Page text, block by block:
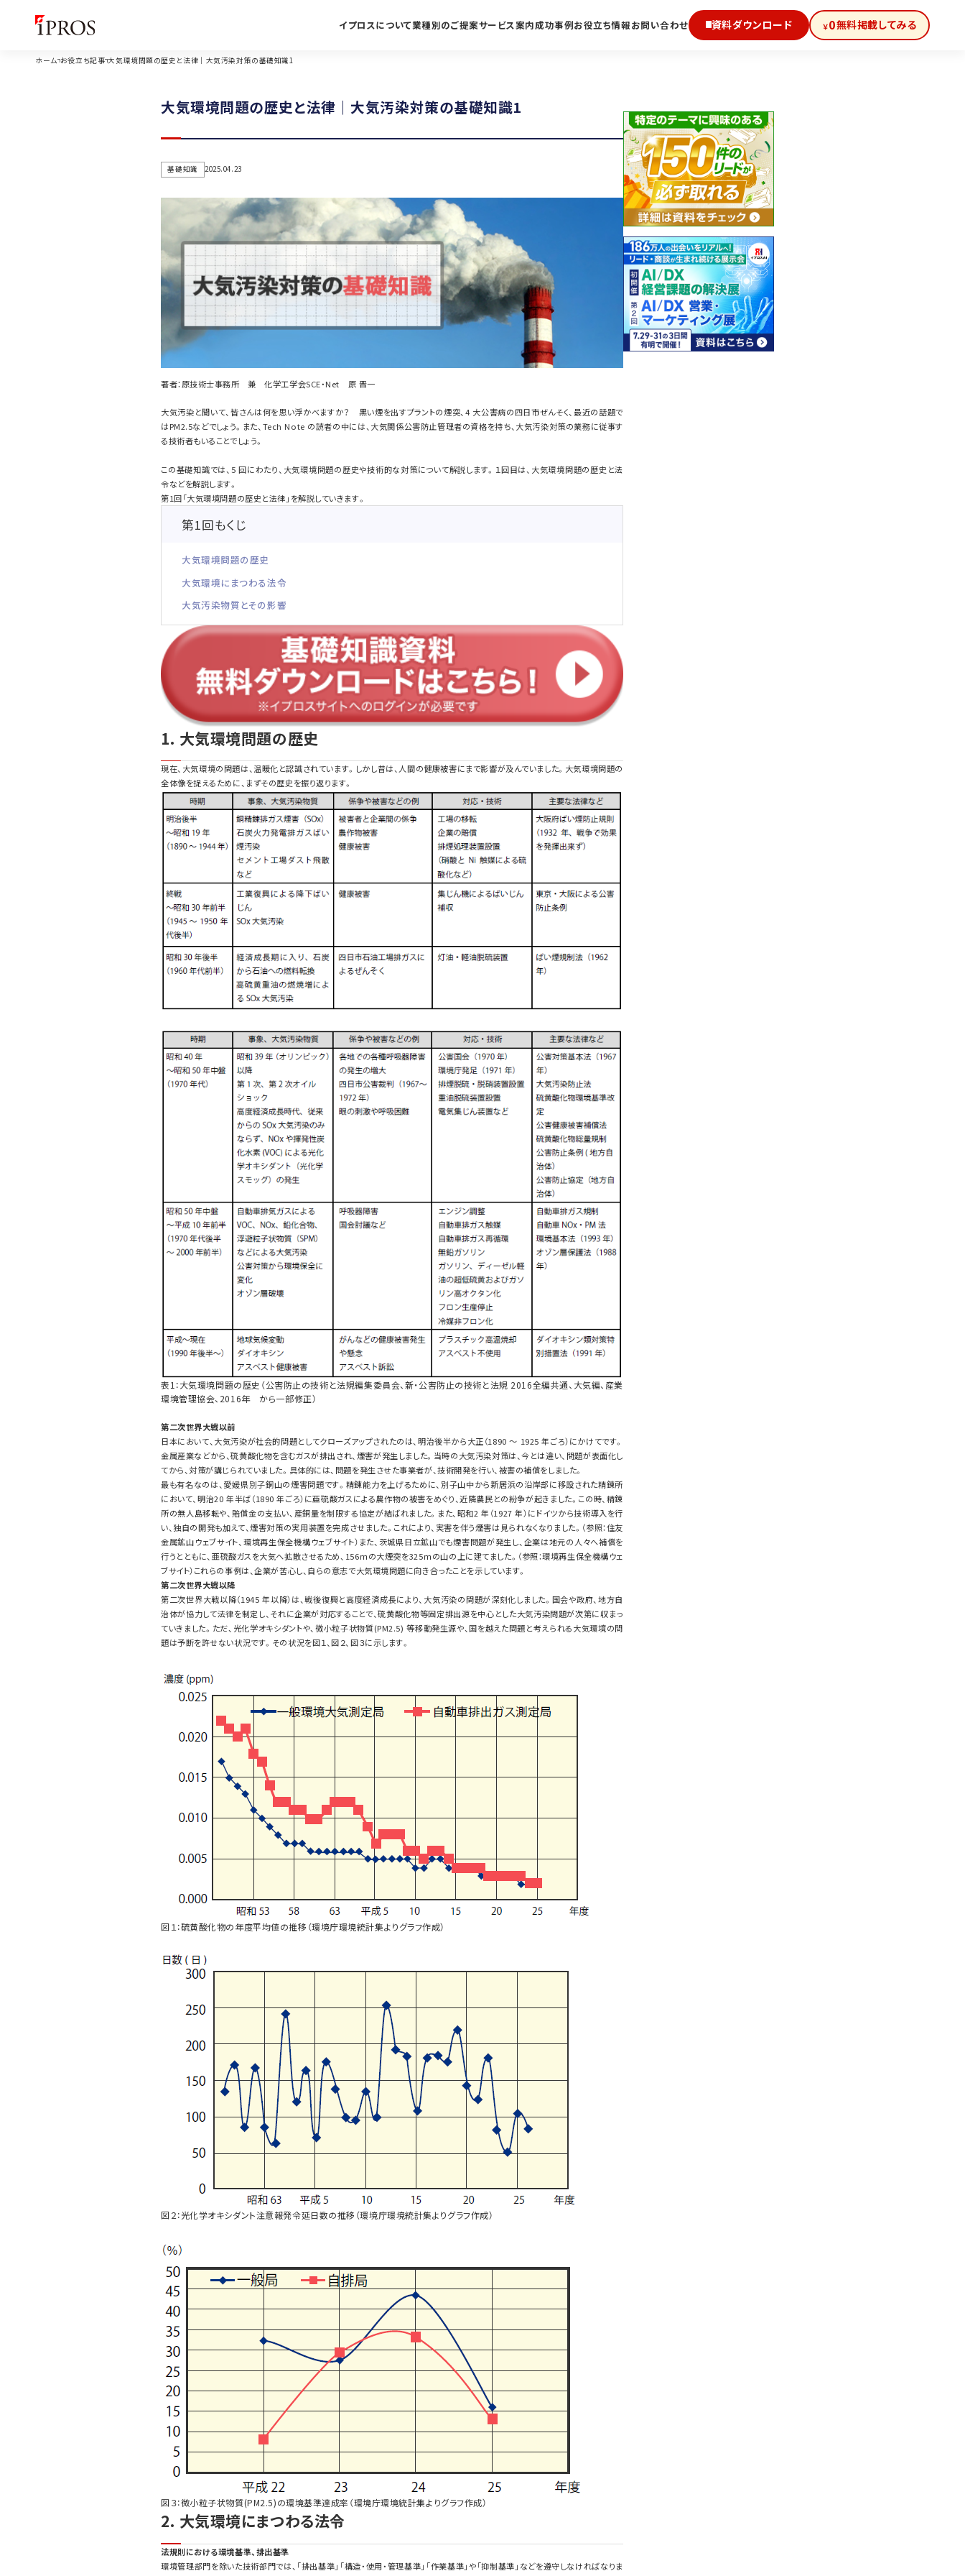
イプロスについて業種別のご提案サービス案内成功事例お役立ち情報お問い合わせ 資料ダウンロード ￥0無料掲載してみる
ホーム お役立ち記事 大気環境問題の歴史と法律｜大気汚染対策の基礎知識1
大気環境問題の歴史と法律｜大気汚染対策の基礎知識1
基礎知識 2025.04.23
著者：原技術士事務所 兼 化学工学会SCE・Net 原 晋一
大気汚染と聞いて、皆さんは何を思い浮かべますか？ 黒い煙を出すプラントの煙突、4 大公害病の四日市ぜんそく、最近の話題で
はPM2.5などでしょう。また、Tech Note の読者の中には、大気関係公害防止管理者の資格を持ち、大気汚染対策の業務に従事す
る技術者もいることでしょう。
この基礎知識では、5 回にわたり、大気環境問題の歴史や技術的な対策について解説します。１回目は、大気環境問題の歴史と法
令などを解説します。
第1回「大気環境問題の歴史と法律」を解説していきます。
第1回もくじ
大気環境問題の歴史
大気環境にまつわる法令
大気汚染物質とその影響
1. 大気環境問題の歴史
現在、大気環境の問題は、温暖化と認識されています。しかし昔は、人間の健康被害にまで影響が及んでいました。大気環境問題の
全体像を捉えるために、まずその歴史を振り返ります。
表1：大気環境問題の歴史（公害防止の技術と法規編集委員会、新・公害防止の技術と法規 2016全編共通、大気編、産業
環境管理協会、2016年 から一部修正）
第二次世界大戦以前
日本において、大気汚染が社会的問題としてクローズアップされたのは、明治後半から大正（1890 ～ 1925 年ごろ）にかけてです。
金属産業などから、硫黄酸化物を含むガスが排出され、煙害が発生しました。当時の大気汚染対策は、今とは違い、問題が表面化し
てから、対策が講じられていました。具体的には、問題を発生させた事業者が、技術開発を行い、被害の補償をしました。
最も有名なのは、愛媛県別子銅山の煙害問題です。精錬能力を上げるために、別子山中から新居浜の沿岸部に移設された精錬所
において、明治20 年半ば（1890 年ごろ）に亜硫酸ガスによる農作物の被害をめぐり、近隣農民との紛争が起きました。この時、精錬
所の無人島移転や、賠償金の支払い、産銅量を制限する協定が結ばれました。また、昭和2 年（1927 年）にドイツから技術導入を行
い、独自の開発も加えて、煙害対策の実用装置を完成させました。これにより、実害を伴う煙害は見られなくなりました。（参照：住友
金属鉱山ウェブサイト、環境再生保全機構ウェブサイト）また、茨城県日立鉱山でも煙害問題が発生し、企業は地元の人々へ補償を
行うとともに、亜硫酸ガスを大気へ拡散させるため、156ｍの大煙突を325ｍの山の上に建てました。（参照：環境再生保全機構ウェ
ブサイト）これらの事例は、企業が苦心し、自らの意志で大気環境問題に向き合ったことを示しています。
第二次世界大戦以降
第二次世界大戦以降（1945 年以降）は、戦後復興と高度経済成長により、大気汚染の問題が深刻化しました。国会や政府、地方自
治体が協力して法律を制定し、それに企業が対応することで、硫黄酸化物等固定排出源を中心とした大気汚染問題が次第に収まっ
ていきました。ただ、光化学オキシダントや、微小粒子状物質(PM2.5) 等移動発生源や、国を越えた問題と考えられる大気環境の問
題は予断を許せない状況です。その状況を図１、図２、図３に示します。
図１：硫黄酸化物の年度平均値の推移（環境庁環境統計集よりグラフ作成）
図２：光化学オキシダント注意報発令延日数の推移（環境庁環境統計集よりグラフ作成）
図３：微小粒子状物質(PM2.5)の環境基準達成率（環境庁環境統計集よりグラフ作成）
2. 大気環境にまつわる法令
法規則における環境基準、排出基準
環境管理部門を除いた技術部門では、「排出基準」「構造・使用・管理基準」「作業基準」や「抑制基準」などを遵守しなければなりま